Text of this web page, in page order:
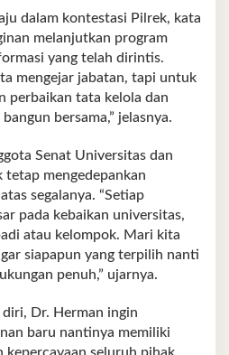
dalam kontestasi Pilrek, kata
melanjutkan program
yang telah dirintis.
mengejar jabatan, tapi untuk
perbaikan tata kelola dan
bersama,” jelasnya.
Senat Universitas dan
mengedepankan
segalanya. “Setiap
pada kebaikan universitas,
atau kelompok. Mari kita
siapapun yang terpilih nanti
penuh,” ujarnya.
Dr. Herman ingin
baru nantinya memiliki
kepercayaan seluruh pihak